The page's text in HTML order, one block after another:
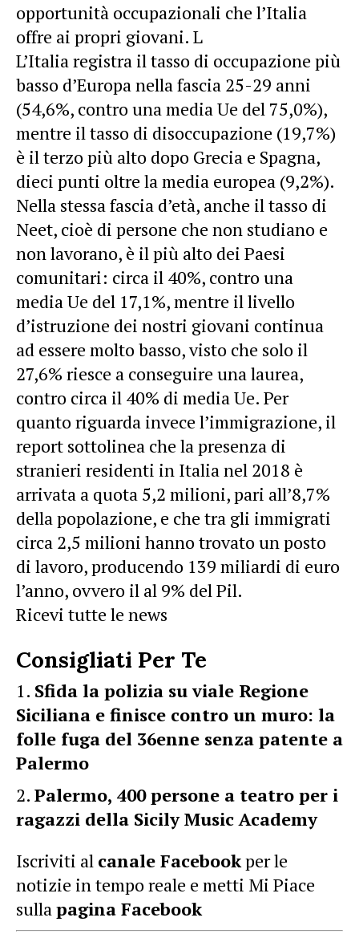
opportunità occupazionali che l’Italia
offre ai propri giovani. L
L’Italia registra il tasso di occupazione più
basso d’Europa nella fascia 25-29 anni
(54,6%, contro una media Ue del 75,0%),
mentre il tasso di disoccupazione (19,7%)
è il terzo più alto dopo Grecia e Spagna,
dieci punti oltre la media europea (9,2%).
Nella stessa fascia d’età, anche il tasso di
Neet, cioè di persone che non studiano e
non lavorano, è il più alto dei Paesi
comunitari: circa il 40%, contro una
media Ue del 17,1%, mentre il livello
d’istruzione dei nostri giovani continua
ad essere molto basso, visto che solo il
27,6% riesce a conseguire una laurea,
contro circa il 40% di media Ue. Per
quanto riguarda invece l’immigrazione, il
report sottolinea che la presenza di
stranieri residenti in Italia nel 2018 è
arrivata a quota 5,2 milioni, pari all’8,7%
della popolazione, e che tra gli immigrati
circa 2,5 milioni hanno trovato un posto
di lavoro, producendo 139 miliardi di euro
l’anno, ovvero il al 9% del Pil.
Ricevi tutte le news
Consigliati Per Te
Sfida la polizia su viale Regione
Siciliana e finisce contro un muro: la
folle fuga del 36enne senza patente a
Palermo
Palermo, 400 persone a teatro per i
ragazzi della Sicily Music Academy
Iscriviti al canale Facebookper le
notizie in tempo reale e metti Mi Piace
sullapagina Facebook